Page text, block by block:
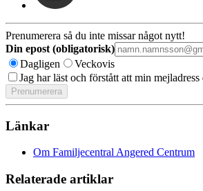
Prenumerera så du inte missar något nytt!
Din epost (obligatorisk)
Dagligen
Veckovis
Jag har läst och förstått att min
Länkar
Om Familjecentral Angered Centrum
Relaterade artiklar